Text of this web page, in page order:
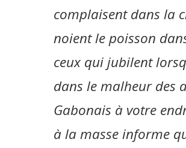
complaisent dans la
noient le poisson
ceux qui jubilent
dans le malheur des
Gabonais à votre
à la masse informe